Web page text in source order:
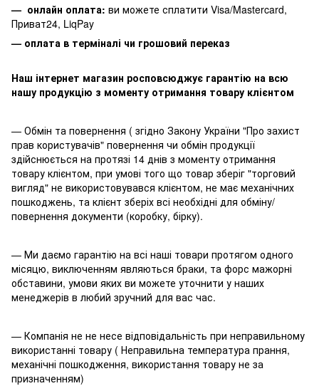
— онлайн оплата: ви можете сплатити Visa/Mastercard,
Приват24, LiqPay
— оплата в терміналі чи грошовий переказ
Наш інтернет магазин росповсюджує гарантію на всю
нашу продукцію з моменту отримання товару клієнтом
— Обмін та повернення ( згідно Закону України "Про захист
прав користувачів" повернення чи обмін продукції
здійснюється на протязі 14 днів з моменту отримання
товару клієнтом, при умові того що товар зберіг "торговий
вигляд" не використовувався клієнтом, не має механічних
пошкоджень, та клієнт зберіх всі необхідні для обміну/
повернення документи (коробку, бірку).
— Ми даємо гарантію на всі наші товари протягом одного
місяцю, виключенням являються браки, та форс мажорні
обставини, умови яких ви можете уточнити у наших
менеджерів в любий зручний для вас час.
— Компанія не не несе відповідальність при неправильному
використанні товару ( Неправильна температура прання,
механічні пошкодження, використання товару не за
призначенням)